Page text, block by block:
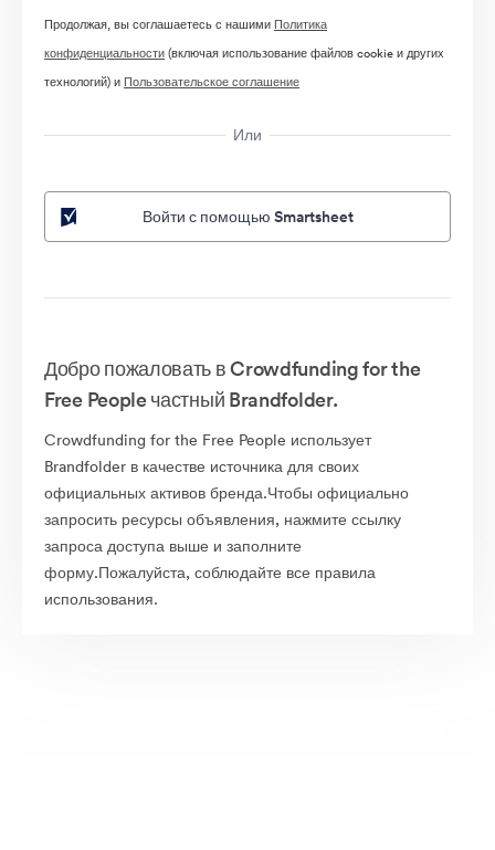
Продолжая, вы соглашаетесь с нашими Политика
конфиденциальности(включая использование файлов cookie и других
технологий) и Пользовательское соглашение
Или
Войти с помощью Smartsheet
Добро пожаловать в Crowdfunding for the
Free People частный Brandfolder.
Crowdfunding for the Free People использует
Brandfolder в качестве источника для своих
официальных активов бренда.Чтобы официально
запросить ресурсы объявления, нажмите ссылку
запроса доступа выше и заполните
форму.Пожалуйста, соблюдайте все правила
использования.